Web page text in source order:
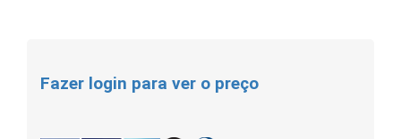
Fazer login para ver o preço